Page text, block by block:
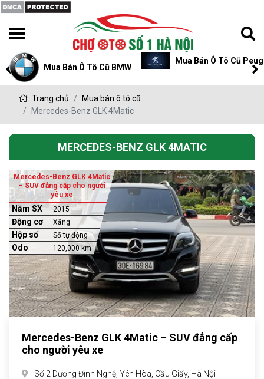
Mua Bán Ô Tô Cũ BMW
Mua Bán Ô Tô Cũ
Trang chủ
Mua bán ô tô cũ
Mercedes-Benz GLK 4Matic
MERCEDES-BENZ GLK 4MATIC
Mercedes-Benz GLK 4Matic
– SUV đẳng cấp cho người
yêu xe
Năm SX 2015
Động cơ Xăng
Hộp số Số tự động
Odo 120,000 km
Mercedes-Benz GLK 4Matic – SUV đẳng cấp
cho người yêu xe
Số 2 Dương Đình Nghệ, Yên Hòa, Cầu Giấy, Hà Nội